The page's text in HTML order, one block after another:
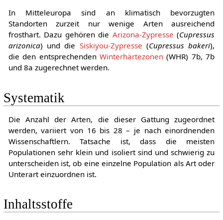
In Mitteleuropa sind an klimatisch bevorzugten
Standorten zurzeit nur wenige Arten ausreichend
frosthart. Dazu gehören die Arizona-Zypresse (Cupressus
arizonica) und die Siskiyou-Zypresse (Cupressus bakeri),
die den entsprechenden Winterhärtezonen (WHR) 7b, 7b
und 8a zugerechnet werden.
Systematik
Die Anzahl der Arten, die dieser Gattung zugeordnet
werden, variiert von 16 bis 28 – je nach einordnenden
Wissenschaftlern. Tatsache ist, dass die meisten
Populationen sehr klein und isoliert sind und schwierig zu
unterscheiden ist, ob eine einzelne Population als Art oder
Unterart einzuordnen ist.
Inhaltsstoffe